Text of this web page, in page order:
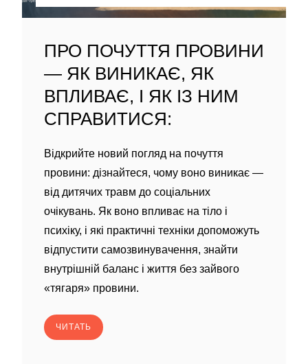
ПРО ПОЧУТТЯ ПРОВИНИ
— ЯК ВИНИКАЄ, ЯК
ВПЛИВАЄ, І ЯК ІЗ НИМ
СПРАВИТИСЯ:
Відкрийте новий погляд на почуття
провини: дізнайтеся, чому воно виникає —
від дитячих травм до соціальних
очікувань. Як воно впливає на тіло і
психіку, і які практичні техніки допоможуть
відпустити самозвинувачення, знайти
внутрішній баланс і життя без зайвого
«тягаря» провини.
ЧИТАТЬ